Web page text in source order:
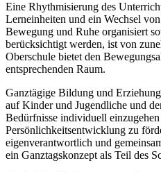
Eine Rhythmisierung des
Lerneinheiten und ein Wechsel
Bewegung und Ruhe organisiert
berücksichtigt werden, ist von
Oberschule bietet den
entsprechenden Raum.
Ganztägige Bildung und
auf Kinder und Jugendliche und
Bedürfnisse individuell
Persönlichkeitsentwicklung zu
eigenverantwortlich und
ein Ganztagskonzept als Teil des